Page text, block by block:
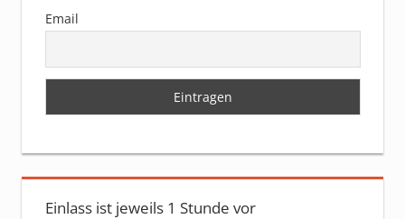
Email
Einlass ist jeweils 1 Stunde vor